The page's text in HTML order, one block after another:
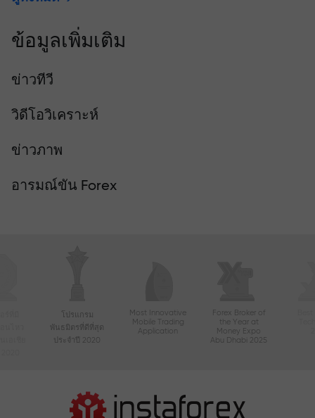
ข้อมูลเพิ่มเติม
ข่าวทีวี
วิดีโอวิเคราะห์
ข่าวภาพ
อารมณ์ขัน Forex
โปรแกรม
พันธมิตรที่ดีที่สุด
ประจำปี 2020
Most Innovative
Mobile Trading
Application
Forex Broker of
the Year at
Money Expo
Abu Dhabi 2025